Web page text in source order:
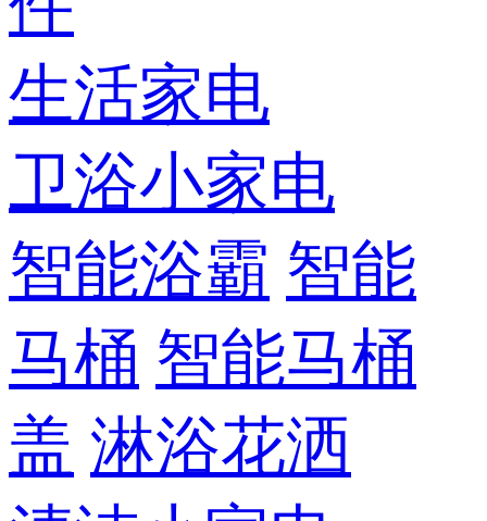
生活家电
卫浴小家电
智能浴霸 智能
马桶 智能马桶
盖 淋浴花洒